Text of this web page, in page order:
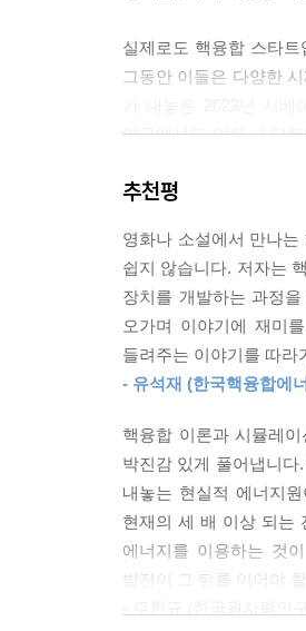
스위스에서 토카막의
라즈마의 온도를 측정하
제2회 IAEA 핵융합 학
깊숙한 곳 시베리아의
아르치모비치 소장은 우
“우리 토카막에서는 전
니다.”
아르치모비치의 발표는
--- p.244
학회 내내 아르치모비
치는 영국 컬햄 핵융합
영국이 검증해 보라는
레이저로 전자의 온도
톤의 장비를 싣고 영국
구소에 머물며 실험을 진
실제로도 핵융합 스타
그동안 이들은 다양한
영국에서도 많은 스타
규모의 핵융합로를 건설
전력망에 전기를 내놓
땅 위에 만든 작은 태양,
1억 도의 불꽃을 감싸안
바로 ‘토카막’
‘토카막’이라는 말은
곳”이라는 의미라고 한
알았다. 도대체 이게
있고, 프랑스에는 같은
것이다. 우리말로 옮
추천평
영화나 소설에서 만나
쉽지 않습니다. 저자는
장치를 개발하는 과정
오가며 이야기에 재미
들려주는 이야기를 따라
- 유석재 (한국핵융합에
핵융합 이론과 시뮬레
박진감 있게 풀어냅니
내놓는 현실적 에너지
현재의 세 배 이상 되는
에너지를 이용하는 것
발전이 그 뒤를 이어야